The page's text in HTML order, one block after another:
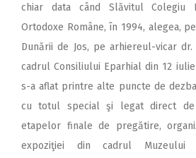
chiar data când Slăvitul Colegiu
Ortodoxe Române, în 1994, alegea,
Dunării de Jos, pe arhiereul-vicar dr.
cadrul Consiliului Eparhial din 12
s-a aflat printre alte puncte de
cu totul special şi legat direct de
etapelor finale de pregătire,
expoziţiei din cadrul